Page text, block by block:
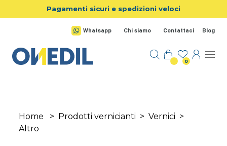
Salta al contenuto principale
Pagamenti sicuri e spedizioni veloci
Whatsapp Chi siamo Contattaci Blog
0
Home > Prodotti vernicianti > Vernici >
Altro